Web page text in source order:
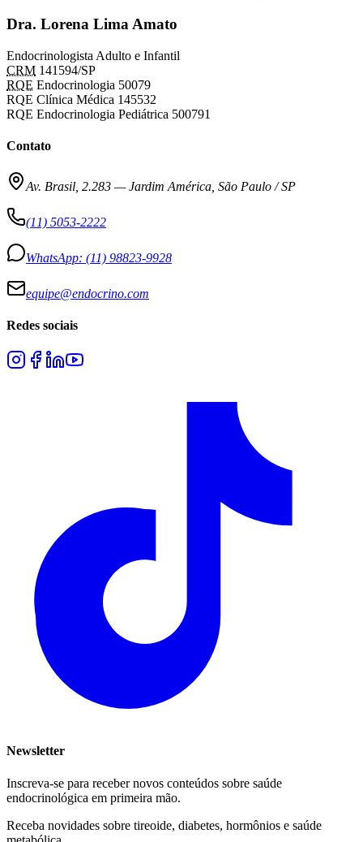
Dra. Lorena Lima Amato
Endocrinologista Adulto e Infantil
CRM 141594/SP
RQE Endocrinologia 50079
RQE Clínica Médica 145532
RQE Endocrinologia Pediátrica 500791
Contato
Av. Brasil, 2.283 —Jardim América, São Paulo / SP
(11) 5053-2222
WhatsApp: (11) 98823-9928
equipe@endocrino.com
Redes sociais
Newsletter
Inscreva-se para receber novos conteúdos sobre saúde
endocrinológica em primeira mão.
Receba novidades sobre tireoide, diabetes, hormônios e saúde